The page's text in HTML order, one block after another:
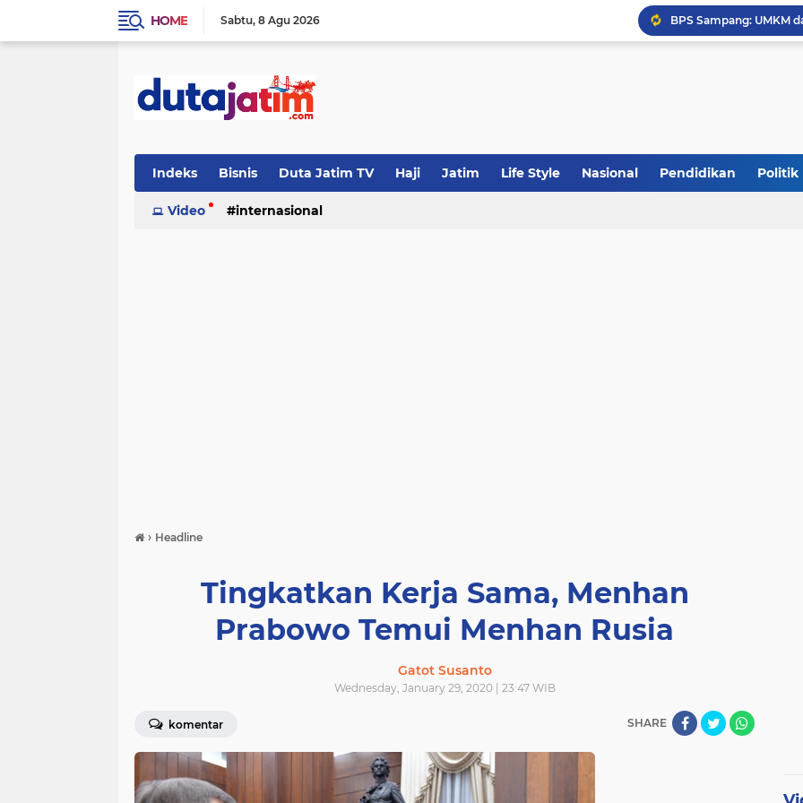
HOME Sabtu 8 Agu 2026
Khutbah Jumat:
Indeks Bisnis Duta Jatim TV Haji Jatim Life Style Nasional Pendidikan Politik
Video internasional
› Headline
Tingkatkan Kerja Sama, Menhan
Prabowo Temui Menhan Rusia
Gatot Susanto
Wednesday, January 29, 2020 | 23:47 WIB
komentar SHARE